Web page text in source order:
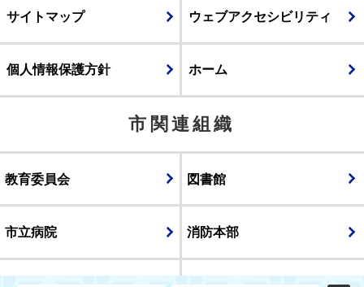
サイトマップ ウェブアクセシビリティ
個人情報保護方針 ホーム
市関連組織
教育委員会 図書館
市立病院 消防本部